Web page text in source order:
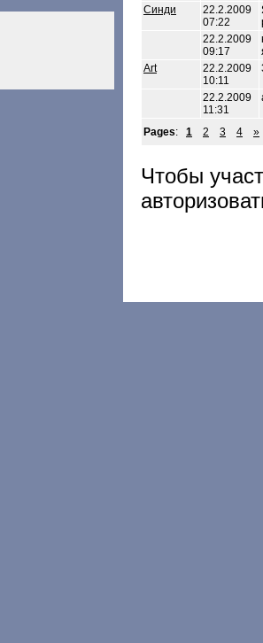
Синди
22.2.2009
07:22
22.2.2009
09:17
Art
22.2.2009
10:11
22.2.2009
11:31
Pages: 1 2 3 4 »
Чтобы